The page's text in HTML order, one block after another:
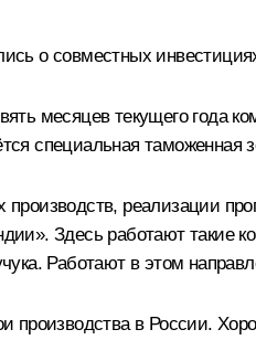
о совместных
месяцев текущего года
специальная таможенная
реализации
Здесь работают такие
Работают в этом
в России.